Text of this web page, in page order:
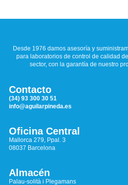
Desde 1976 damos asesoría y
para laboratorios de control de calidad
sector, con la garantía de nuestro
Contacto
(34) 93 300 30 51
info@aguilarpineda.es
Oficina Central
Mallorca 279, Ppal. 3
08037 Barcelona
Almacén
Palau-solità i Plegamans